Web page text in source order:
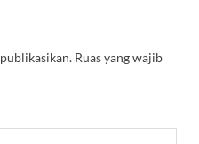
Ruas yang wajib